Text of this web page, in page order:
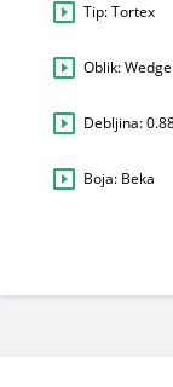
Tip: Tortex
Oblik: Wedge
Debljina:
Boja: Beka